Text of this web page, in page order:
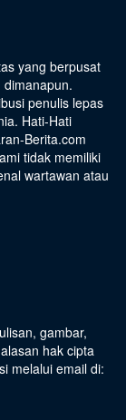
yang berpusat
penulis lepas
Hati-Hati
Berita.com
tidak memiliki
wartawan atau
gambar,
hak cipta
melalui email di: